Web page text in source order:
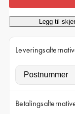
iPhone 15
iPhone 14 Pro
iPhone 14
iPhone 13 Pro
iPhone 13
Alle telefonmodeller
Legg til